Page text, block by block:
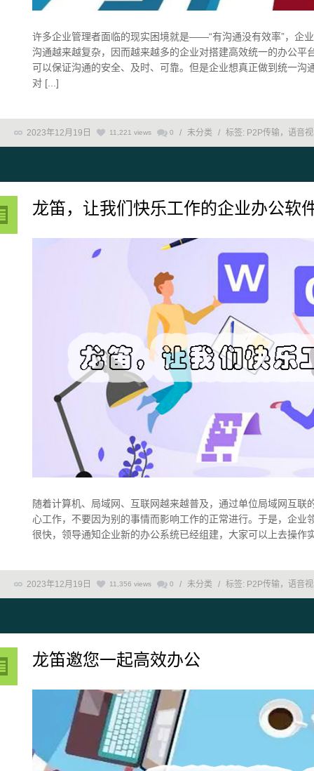
许多企业管理者面临的现实困境就是——“有沟通没有效率”，企
沟通越来越复杂，因而越来越多的企业对搭建高效统一的办公
可以保证沟通的安全、及时、可靠。但是企业想真正做到统一
对 [...]
2023年12月19日 11,221 views 0 / 未分类 / 标签: P2P传输，语音
龙笛，让我们快乐工作的企业办公软
随着计算机、局域网、互联网越来越普及，通过单位局域网互
心工作，不要因为别的事情而影响工作的正常进行。于是，企
很快，领导通知企业新的办公系统已经组建，大家可以上去操
2023年12月19日 11,356 views 0 / 未分类 / 标签: P2P传输，语音
龙笛邀您一起高效办公